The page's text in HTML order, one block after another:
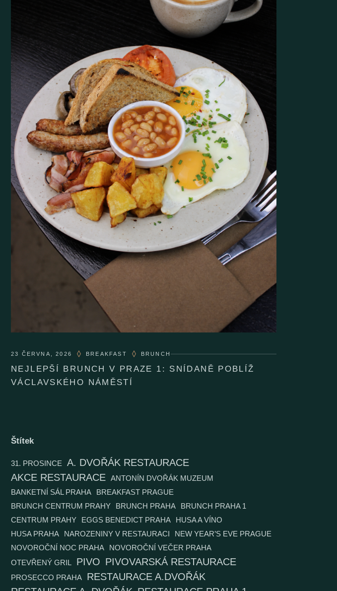
23 ČERVNA, 2026 BREAKFAST BRUNCH
NEJLEPŠÍ BRUNCH V PRAZE 1: SNÍDANĚ POBLÍŽ
VÁCLAVSKÉHO NÁMĚSTÍ
Štítek
31. PROSINCE
A. DVOŘÁK RESTAURACE
AKCE RESTAURACE
ANTONÍN DVOŘÁK MUZEUM
BANKETNÍ SÁL PRAHA
BREAKFAST PRAGUE
BRUNCH CENTRUM PRAHY
BRUNCH PRAHA
BRUNCH PRAHA 1
CENTRUM PRAHY
EGGS BENEDICT PRAHA
HUSA A VÍNO
HUSA PRAHA
NAROZENINY V RESTAURACI
NEW YEAR’S EVE PRAGUE
NOVOROČNÍ NOC PRAHA
NOVOROČNÍ VEČER PRAHA
OTEVŘENÝ GRIL
PIVO PIVOVARSKÁ RESTAURACE
PROSECCO PRAHA
RESTAURACE A.DVOŘÁK